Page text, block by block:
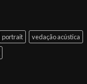
portrait
vedação acústica